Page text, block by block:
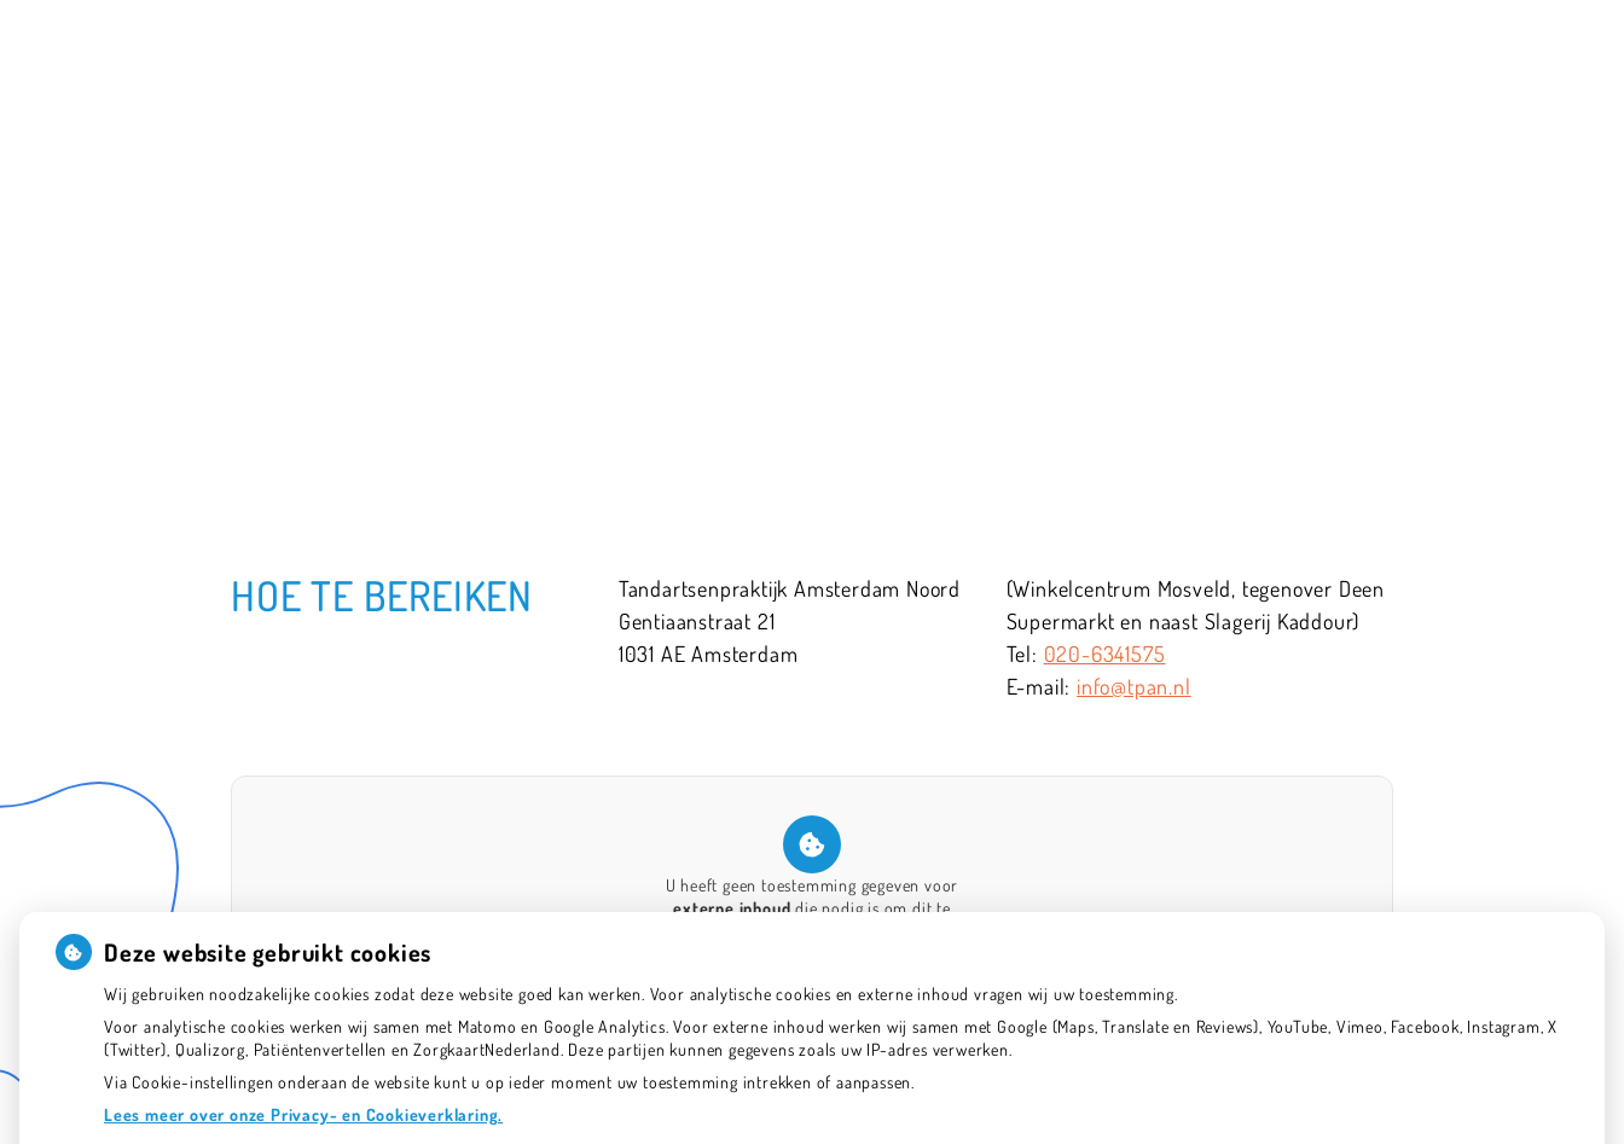
HOE TE BEREIKEN
Tandartsenpraktijk Amsterdam Noord
Gentiaanstraat 21
1031 AE Amsterdam
(Winkelcentrum Mosveld, tegenover Deen
Supermarkt en naast Slagerij Kaddour)
020-6341575
info@tpan.nl
U heeft geen toestemming gegeven voor
externe inhoud die nodig is om dit te
Deze website gebruikt cookies
Wij gebruiken noodzakelijke cookies zodat deze website goed kan werken. Voor analytische cookies en externe inhoud vragen wij uw toestemming.
Voor analytische cookies werken wij samen met Matomo en Google Analytics. Voor externe inhoud werken wij samen met Google (Maps, Translate en Reviews), YouTube, Vimeo, Facebook, Instagram, X
(Twitter), Qualizorg, Patiëntenvertellen en ZorgkaartNederland. Deze partijen kunnen gegevens zoals uw IP-adres verwerken.
Via Cookie-instellingen onderaan de website kunt u op ieder moment uw toestemming intrekken of aanpassen.
Lees meer over onze Privacy- en Cookieverklaring.